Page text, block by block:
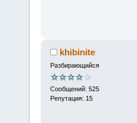
khibinite
Разбирающийся
Сообщений: 525
Репутация: 15